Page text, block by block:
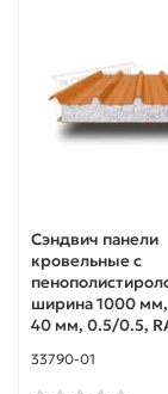
Сэндвич панели
кровельные с
ширина 1000
40 мм, 0.5/0.5,
33790-01